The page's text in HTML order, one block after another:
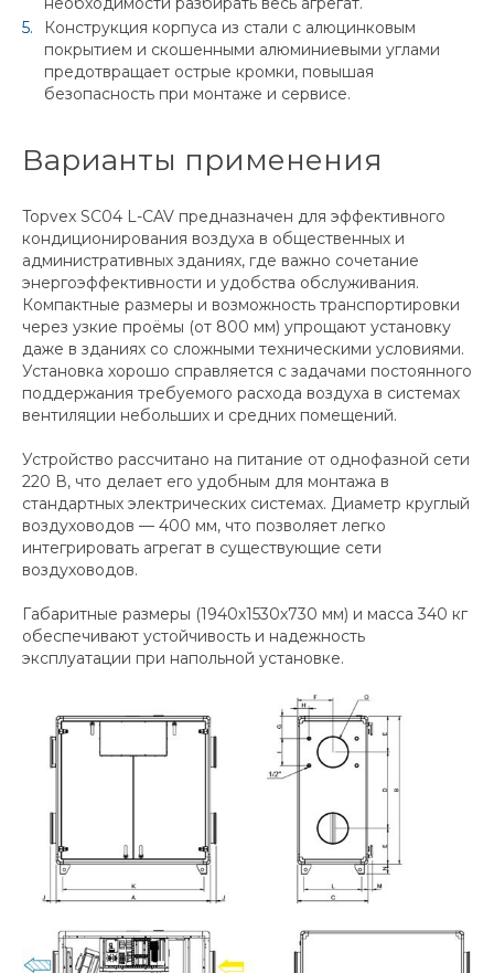
Конструкция корпуса из стали с алюцинковым
покрытием и скошенными алюминиевыми углами
предотвращает острые кромки, повышая
безопасность при монтаже и сервисе.
Варианты применения
Topvex SC04 L-CAV предназначен для эффективного
кондиционирования воздуха в общественных и
административных зданиях, где важно сочетание
энергоэффективности и удобства обслуживания.
Компактные размеры и возможность транспортировки
через узкие проёмы (от 800 мм) упрощают установку
даже в зданиях со сложными техническими условиями.
Установка хорошо справляется с задачами постоянного
поддержания требуемого расхода воздуха в системах
вентиляции небольших и средних помещений.
Устройство рассчитано на питание от однофазной сети
220 В, что делает его удобным для монтажа в
стандартных электрических системах. Диаметр круглый
воздуховодов — 400 мм, что позволяет легко
интегрировать агрегат в существующие сети
воздуховодов.
Габаритные размеры (1940х1530х730 мм) и масса 340 кг
обеспечивают устойчивость и надежность
эксплуатации при напольной установке.